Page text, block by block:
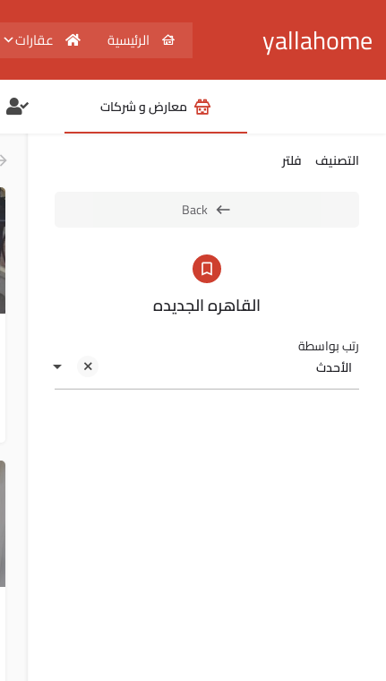
yallahome الرئيسية عقارات
معارض و شركات
التصنيف فلتر
Back
القاهره الجديده
الأحدث
رتب بواسطة